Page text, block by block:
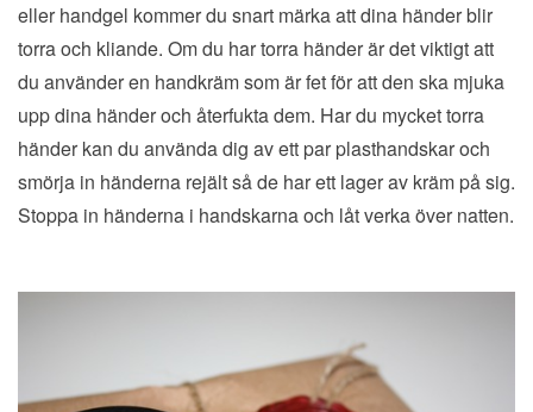
eller handgel kommer du snart märka att dina händer blir
torra och kliande. Om du har torra händer är det viktigt att
du använder en handkräm som är fet för att den ska mjuka
upp dina händer och återfukta dem. Har du mycket torra
händer kan du använda dig av ett par plasthandskar och
smörja in händerna rejält så de har ett lager av kräm på sig.
Stoppa in händerna i handskarna och låt verka över natten.